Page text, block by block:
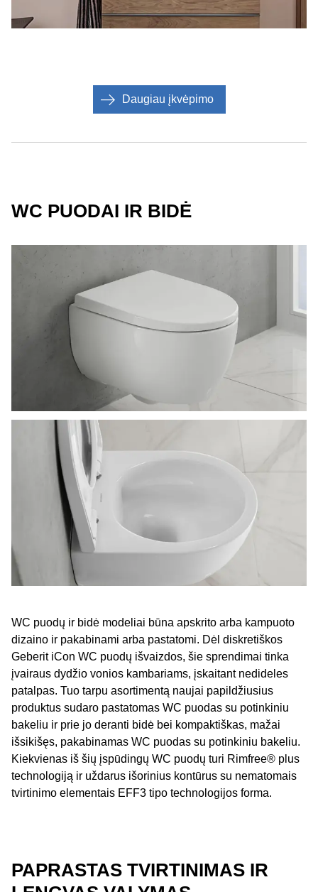
Daugiau įkvėpimo
WC PUODAI IR BIDĖ
WC puodų ir bidė modeliai būna apskrito arba kampuoto
dizaino ir pakabinami arba pastatomi. Dėl diskretiškos
Geberit iCon WC puodų išvaizdos, šie sprendimai tinka
įvairaus dydžio vonios kambariams, įskaitant nedideles
patalpas. Tuo tarpu asortimentą naujai papildžiusius
produktus sudaro pastatomas WC puodas su potinkiniu
bakeliu ir prie jo deranti bidė bei kompaktiškas, mažai
išsikišęs, pakabinamas WC puodas su potinkiniu bakeliu.
Kiekvienas iš šių įspūdingų WC puodų turi Rimfree® plus
technologiją ir uždarus išorinius kontūrus su nematomais
tvirtinimo elementais EFF3 tipo technologijos forma.
PAPRASTAS TVIRTINIMAS IR